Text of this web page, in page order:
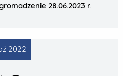
28.06.2023 r.
2022